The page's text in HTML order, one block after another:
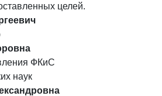
целей.
ФКиС
наук